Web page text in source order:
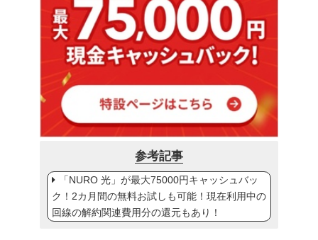
参考記事
「NURO 光」が最大75000円キャッシュバッ
ク！2カ月間の無料お試しも可能！現在利用中の
回線の解約関連費用分の還元もあり！